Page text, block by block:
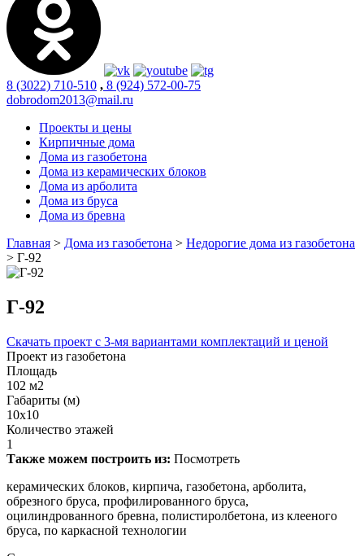
8 (3022) 710-510 , 8 (924) 572-00-75
dobrodom2013@mail.ru
Проекты и цены
Кирпичные дома
Дома из газобетона
Дома из керамических блоков
Дома из арболита
Дома из бруса
Дома из бревна
Главная > Дома из газобетона > Недорогие дома из газобетона
> Г-92
Г-92
Скачать проект с 3-мя вариантами комплектаций и ценой
Проект из газобетона
Площадь
102 м2
Габариты (м)
10x10
Количество этажей
1
Также можем построить из: Посмотреть
керамических блоков, кирпича, газобетона, арболита,
обрезного бруса, профилированного бруса,
оцилиндрованного бревна, полистиролбетона, из клееного
бруса, по каркасной технологии